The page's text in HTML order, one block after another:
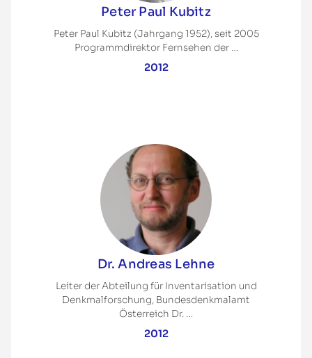
Peter Paul Kubitz
Peter Paul Kubitz (Jahrgang 1952), seit 2005
Programmdirektor Fernsehen der …
2012
Dr. Andreas Lehne
Leiter der Abteilung für Inventarisation und
Denkmalforschung, Bundesdenkmalamt
Österreich Dr. …
2012